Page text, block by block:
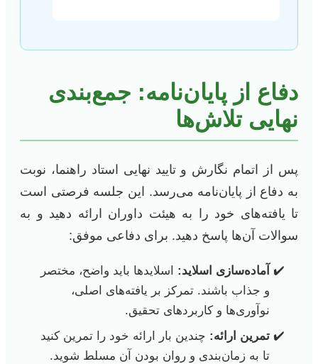
دفاع از پایان‌نامه: جمع‌بندی
نهایی تلاش‌ها
پس از اتمام نگارش و تایید نهایی استاد راهنما، نوبت
به دفاع از پایان‌نامه می‌رسد. این جلسه فرصتی است
تا یافته‌های خود را به هیئت داوران ارائه دهید و به
سوالات آن‌ها پاسخ دهید. برای دفاعی موفق:
آماده‌سازی اسلاید: اسلایدها باید واضح، مختصر
و جذاب باشند. تمرکز بر یافته‌های اصلی،
نوآوری‌ها و کاربردهای تحقیق.
تمرین ارائه: چندین بار ارائه خود را تمرین کنید
تا به زمان‌بندی و روان بودن آن مسلط شوید.